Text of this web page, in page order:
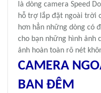
là dòng camera Speed
hỗ trợ lắp đặt ngoài trời
hơn hẳn những dòng có
cho bạn những hình ảnh
ảnh hoàn toàn rõ nét
CAMERA
BAN ĐÊM